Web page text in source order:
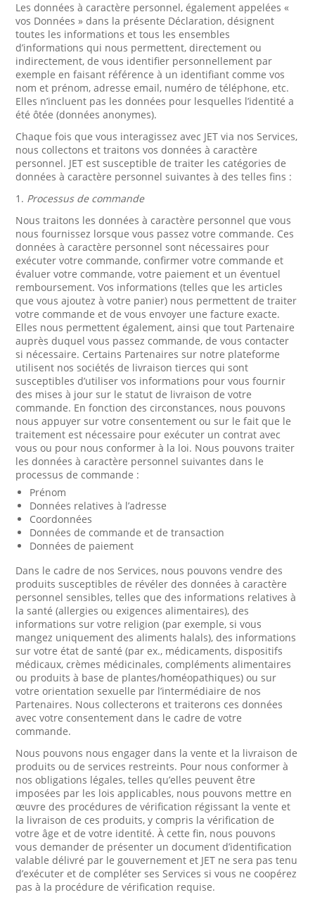
Les données à caractère personnel, également appelées «
vos Données » dans la présente Déclaration, désignent
toutes les informations et tous les ensembles
d’informations qui nous permettent, directement ou
indirectement, de vous identifier personnellement par
exemple en faisant référence à un identifiant comme vos
nom et prénom, adresse email, numéro de téléphone, etc.
Elles n’incluent pas les données pour lesquelles l’identité a
été ôtée (données anonymes).
Chaque fois que vous interagissez avec JET via nos Services,
nous collectons et traitons vos données à caractère
personnel. JET est susceptible de traiter les catégories de
données à caractère personnel suivantes à des telles fins :
1. Processus de commande
Nous traitons les données à caractère personnel que vous
nous fournissez lorsque vous passez votre commande. Ces
données à caractère personnel sont nécessaires pour
exécuter votre commande, confirmer votre commande et
évaluer votre commande, votre paiement et un éventuel
remboursement. Vos informations (telles que les articles
que vous ajoutez à votre panier) nous permettent de traiter
votre commande et de vous envoyer une facture exacte.
Elles nous permettent également, ainsi que tout Partenaire
auprès duquel vous passez commande, de vous contacter
si nécessaire. Certains Partenaires sur notre plateforme
utilisent nos sociétés de livraison tierces qui sont
susceptibles d’utiliser vos informations pour vous fournir
des mises à jour sur le statut de livraison de votre
commande. En fonction des circonstances, nous pouvons
nous appuyer sur votre consentement ou sur le fait que le
traitement est nécessaire pour exécuter un contrat avec
vous ou pour nous conformer à la loi. Nous pouvons traiter
les données à caractère personnel suivantes dans le
processus de commande :
Prénom
Données relatives à l’adresse
Coordonnées
Données de commande et de transaction
Données de paiement
Dans le cadre de nos Services, nous pouvons vendre des
produits susceptibles de révéler des données à caractère
personnel sensibles, telles que des informations relatives à
la santé (allergies ou exigences alimentaires), des
informations sur votre religion (par exemple, si vous
mangez uniquement des aliments halals), des informations
sur votre état de santé (par ex., médicaments, dispositifs
médicaux, crèmes médicinales, compléments alimentaires
ou produits à base de plantes/homéopathiques) ou sur
votre orientation sexuelle par l’intermédiaire de nos
Partenaires. Nous collecterons et traiterons ces données
avec votre consentement dans le cadre de votre
commande.
Nous pouvons nous engager dans la vente et la livraison de
produits ou de services restreints. Pour nous conformer à
nos obligations légales, telles qu’elles peuvent être
imposées par les lois applicables, nous pouvons mettre en
œuvre des procédures de vérification régissant la vente et
la livraison de ces produits, y compris la vérification de
votre âge et de votre identité. À cette fin, nous pouvons
vous demander de présenter un document d’identification
valable délivré par le gouvernement et JET ne sera pas tenu
d’exécuter et de compléter ses Services si vous ne coopérez
pas à la procédure de vérification requise.